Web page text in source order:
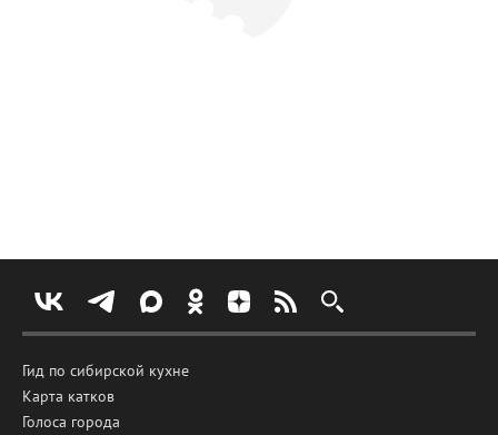
Гид по сибирской кухне
Карта катков
Голоса города